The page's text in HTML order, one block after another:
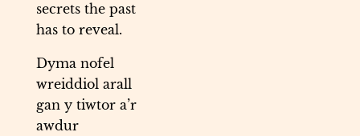
secrets the past
has to reveal.
Dyma nofel
wreiddiol arall
gan y tiwtor a’r
awdur